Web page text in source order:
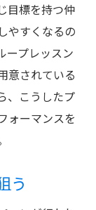
目標を持つ仲
やすくなるの
ープレッスン
意されている
、こうしたプ
ォーマンスを
う